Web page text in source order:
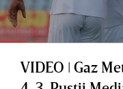
VIDEO ǀ Gaz